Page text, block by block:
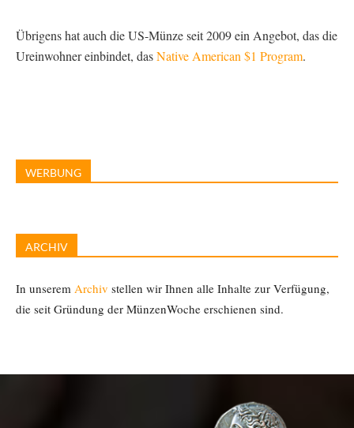
Übrigens hat auch die US-Münze seit 2009 ein Angebot, das die
Ureinwohner einbindet, dasNative American $1 Program.
WERBUNG
ARCHIV
In unserem Archiv stellen wir Ihnen alle Inhalte zur Verfügung,
die seit Gründung der MünzenWoche erschienen sind.